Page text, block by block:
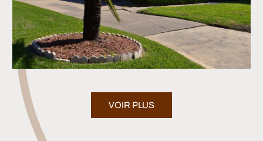
VOIR PLUS